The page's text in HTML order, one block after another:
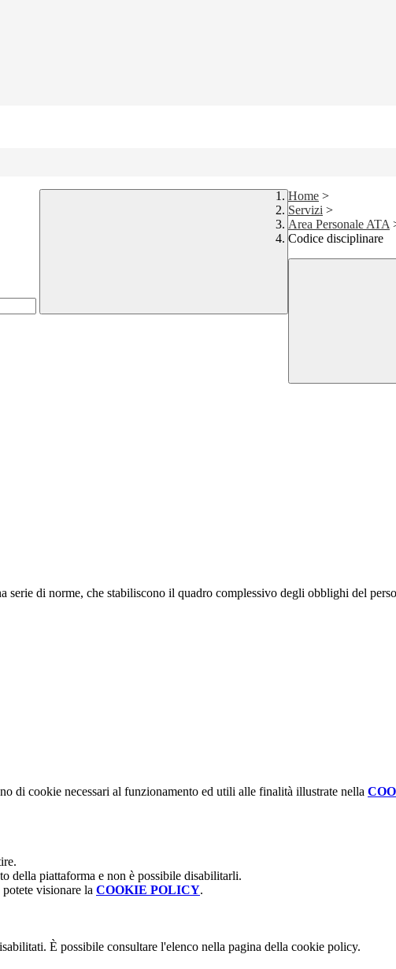
Home >
Servizi >
Area Personale ATA
Codice disciplinare
serie di norme, che stabiliscono il quadro complessivo degli obblighi del
di cookie necessari al funzionamento ed utili alle finalità illustrate nella
della piattaforma e non è possibile disabilitarli.
visionare la COOKIE POLICY.
È possibile consultare l'elenco nella pagina della cookie policy.